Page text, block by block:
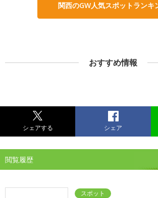
関西のGW人気スポットランキ
おすすめ情報
シェアする シェア
閲覧履歴